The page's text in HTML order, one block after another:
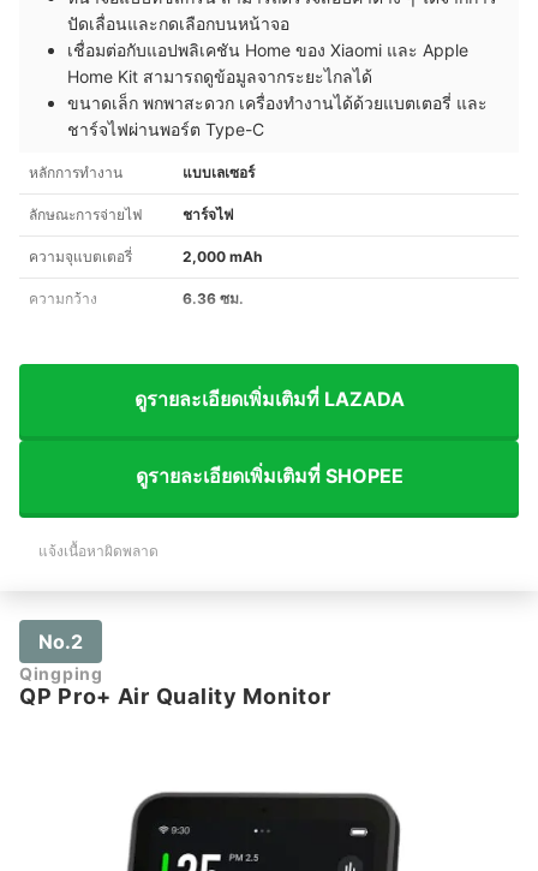
ปัดเลื่อนและกดเลือกบนหน้าจอ
เชื่อมต่อกับแอปพลิเคชัน Home ของ Xiaomi และ Apple
Home Kit สามารถดูข้อมูลจากระยะไกลได้
ขนาดเล็ก พกพาสะดวก เครื่องทำงานได้ด้วยแบตเตอรี่ และ
ชาร์จไฟผ่านพอร์ต Type-C
หลักการทำงาน แบบเลเซอร์
ลักษณะการจ่ายไฟ ชาร์จไฟ
ความจุแบตเตอรี่ 2,000 mAh
ความกว้าง 6.36 ซม.
ดูรายละเอียดเพิ่มเติมที่ LAZADA
ดูรายละเอียดเพิ่มเติมที่ SHOPEE
แจ้งเนื้อหาผิดพลาด
No.2
Qingping
QP Pro+ Air Quality Monitor